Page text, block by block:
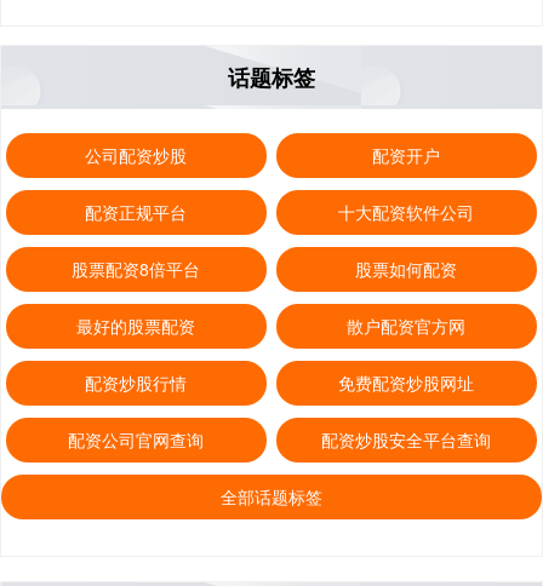
话题标签
公司配资炒股 配资开户
配资正规平台 十大配资软件公司
股票配资8倍平台 股票如何配资
最好的股票配资 散户配资官方网
配资炒股行情 免费配资炒股网址
配资公司官网查询 配资炒股安全平台查询
全部话题标签